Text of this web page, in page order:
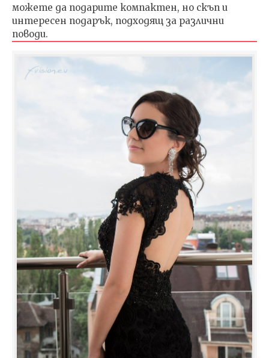
можете да подарите компактен, но скъп и
интересен подарък, подходящ за различни
поводи.